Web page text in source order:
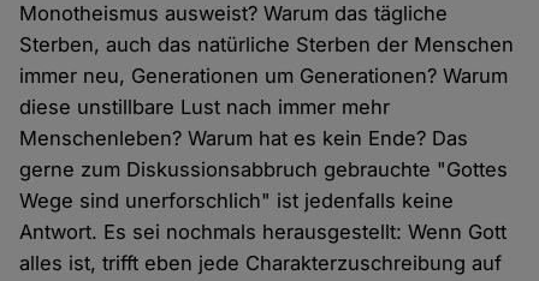
Monotheismus ausweist? Warum das tägliche
Sterben, auch das natürliche Sterben der Menschen
immer neu, Generationen um Generationen? Warum
diese unstillbare Lust nach immer mehr
Menschenleben? Warum hat es kein Ende? Das
gerne zum Diskussionsabbruch gebrauchte "Gottes
Wege sind unerforschlich" ist jedenfalls keine
Antwort. Es sei nochmals herausgestellt: Wenn Gott
alles ist, trifft eben jede Charakterzuschreibung auf